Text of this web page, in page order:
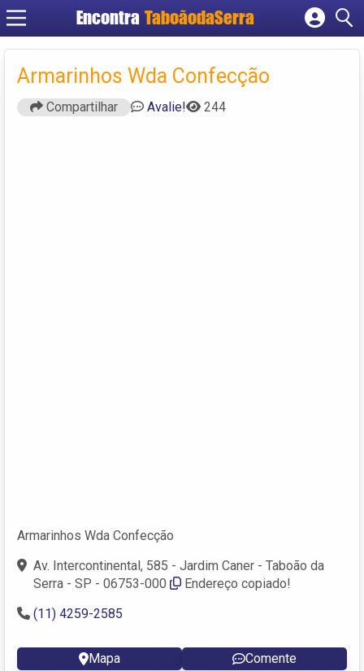
Encontra TaboãodaSerra
Cadastrar empresa
Fazer login
Criar conta
Armarinhos Wda Confecção
Compartilhar Avalie! 244
Armarinhos Wda Confecção
Av. Intercontinental, 585 - Jardim Caner - Taboão da
Serra - SP - 06753-000
Endereço copiado!
(11) 4259-2585
Mapa Comente